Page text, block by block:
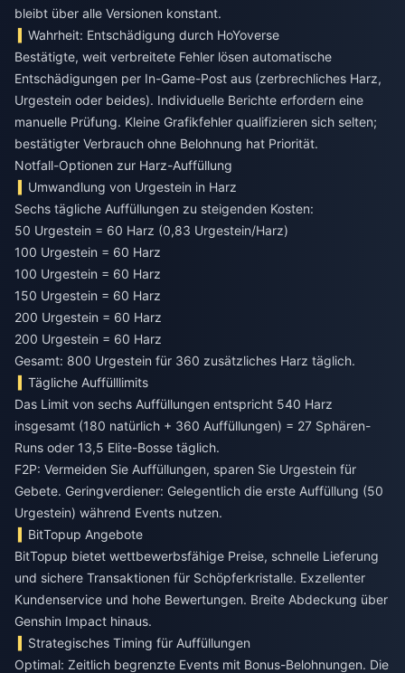
bleibt über alle Versionen konstant.
Wahrheit: Entschädigung durch HoYoverse
Bestätigte, weit verbreitete Fehler lösen automatische
Entschädigungen per In-Game-Post aus (zerbrechliches Harz,
Urgestein oder beides). Individuelle Berichte erfordern eine
manuelle Prüfung. Kleine Grafikfehler qualifizieren sich selten;
bestätigter Verbrauch ohne Belohnung hat Priorität.
Notfall-Optionen zur Harz-Auffüllung
Umwandlung von Urgestein in Harz
Sechs tägliche Auffüllungen zu steigenden Kosten:
50 Urgestein = 60 Harz (0,83 Urgestein/Harz)
100 Urgestein = 60 Harz
100 Urgestein = 60 Harz
150 Urgestein = 60 Harz
200 Urgestein = 60 Harz
200 Urgestein = 60 Harz
Gesamt: 800 Urgestein für 360 zusätzliches Harz täglich.
Tägliche Auffülllimits
Das Limit von sechs Auffüllungen entspricht 540 Harz
insgesamt (180 natürlich + 360 Auffüllungen) = 27 Sphären-
Runs oder 13,5 Elite-Bosse täglich.
F2P: Vermeiden Sie Auffüllungen, sparen Sie Urgestein für
Gebete. Geringverdiener: Gelegentlich die erste Auffüllung (50
Urgestein) während Events nutzen.
BitTopup Angebote
BitTopup bietet wettbewerbsfähige Preise, schnelle Lieferung
und sichere Transaktionen für Schöpferkristalle. Exzellenter
Kundenservice und hohe Bewertungen. Breite Abdeckung über
Genshin Impact hinaus.
Strategisches Timing für Auffüllungen
Optimal: Zeitlich begrenzte Events mit Bonus-Belohnungen. Die